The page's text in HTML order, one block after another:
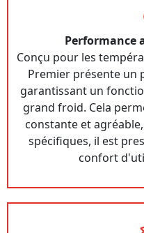
Performance
Conçu pour les
Premier présente un
garantissant un
grand froid. Cela
constante et
spécifiques, il est
confort